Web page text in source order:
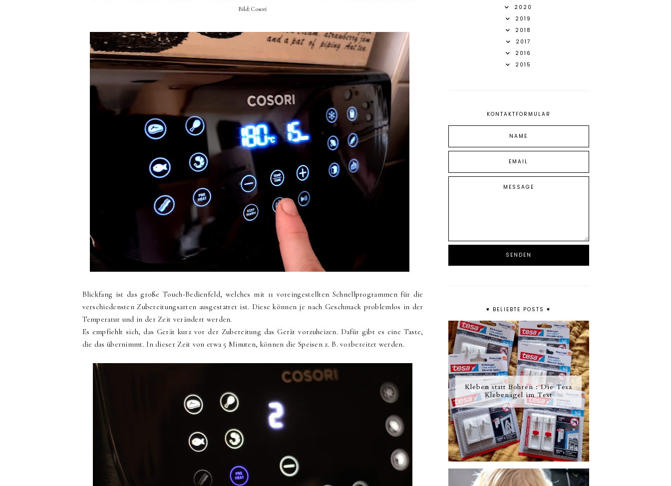
Bild: Cosori
Blickfang ist das große Touch-Bedienfeld, welches mit 11 voreingestellten Schnellprogrammen für die
verschiedensten Zubereitungsarten ausgestattet ist. Diese können je nach Geschmack problemlos in der
Temperatur und in der Zeit verändert werden.
Es empfiehlt sich, das Gerät kurz vor der Zubereitung das Gerät vorzuheizen. Dafür gibt es eine Taste,
die das übernimmt. In dieser Zeit von etwa 5 Minuten, können die Speisen z. B. vorbereitet werden.
2020
2019
2018
2017
2016
2015
KONTAKTFORMULAR
♥ BELIEBTE POSTS ♥
Kleben statt Bohren : Die Tesa
Klebenägel im Test